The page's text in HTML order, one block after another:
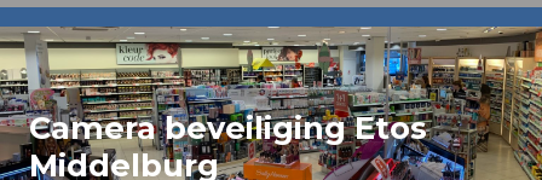
Camera beveiliging Etos
Middelburg